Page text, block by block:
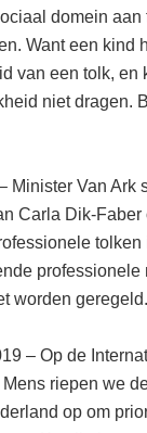
domein aan
Want een kind
van een tolk, en
niet dragen.
Minister Van Ark
Carla Dik-
tolken
professionele
worden geregeld.
– Op de
riepen we
op om